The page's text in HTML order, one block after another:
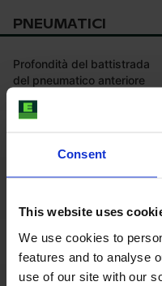
Consent
This website uses
We use cookies to
features and to analyse
use of our site with our
PNEUMATICI
Profondità del battistrada
del pneumatico anteriore
Dimensione pneumatico
Profondità del battistrada